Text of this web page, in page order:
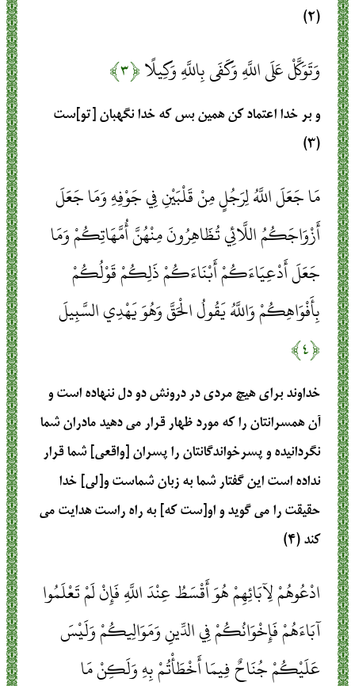
(۲)
وَتَوَكَّلْ عَلَى اللَّهِ وَكَفَى بِاللَّهِ وَكِيلًا﴿۳﴾
و بر خدا اعتماد كن همين بس كه خدا نگهبان [تو]ست
(۳)
مَا جَعَلَ اللَّهُ لِرَجُلٍ مِنْ قَلْبَيْنِ فِي جَوْفِهِ وَمَا جَعَلَ
أَزْوَاجَكُمُ اللَّائِي تُظَاهِرُونَ مِنْهُنَّ أُمَّهَاتِكُمْ وَمَا
جَعَلَ أَدْعِيَاءَكُمْ أَبْنَاءَكُمْ ذَلِكُمْ قَوْلُكُمْ
بِأَفْوَاهِكُمْ وَاللَّهُ يَقُولُ الْحَقَّ وَهُوَ يَهْدِي السَّبِيلَ
﴿۴﴾
خداوند براى هيچ مردى در درونش دو دل ننهاده است و
آن همسرانتان را كه مورد ظهار قرار مى‏ دهيد مادران شما
نگردانيده و پسرخواندگانتان را پسران [واقعى] شما قرار
نداده است اين گفتار شما به زبان شماست و[لى] خدا
حقيقت را مى‏ گويد و او[ست كه] به راه راست هدايت مى
‏كند (۴)
ادْعُوهُمْ لِآبَائِهِمْ هُوَ أَقْسَطُ عِنْدَ اللَّهِ فَإِنْ لَمْ تَعْلَمُوا
آبَاءَهُمْ فَإِخْوَانُكُمْ فِي الدِّينِ وَمَوَالِيكُمْ وَلَيْسَ
عَلَيْكُمْ جُنَاحٌ فِيمَا أَخْطَأْتُمْ بِهِ وَلَكِنْ مَا